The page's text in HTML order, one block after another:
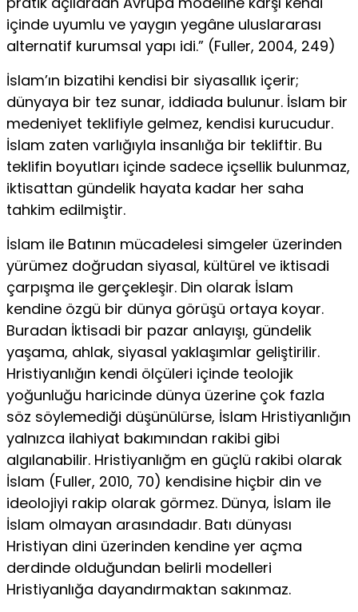
içinde uyumlu ve yaygın yegâne uluslararası
alternatif kurum­sal yapı idi.” (Fuller, 2004, 249)
İslam’ın bizatihi kendisi bir siyasallık içerir;
dünyaya bir tez sunar, iddiada bulunur. İslam bir
medeniyet teklifiyle gelmez, kendisi kurucudur.
İslam zaten varlığıyla insanlığa bir tekliftir. Bu
teklifin boyutları içinde sadece içsellik bulunmaz,
iktisattan gündelik hayata kadar her saha
tahkim edilmiştir.
İslam ile Batının mücadelesi simgeler üzerinden
yürümez doğrudan siyasal, kültürel ve iktisadi
çarpışma ile gerçekleşir. Din olarak İslam
kendine özgü bir dünya görüşü ortaya koyar.
Buradan İktisadi bir pazar anlayışı, gündelik
yaşama, ahlak, si­yasal yaklaşımlar geliştirilir.
Hristiyanlığın kendi ölçüleri içinde teolojik
yoğunluğu haricinde dünya üzerine çok fazla
söz söyle­mediği düşünülürse, İslam Hristiyanlığın
yalnızca ilahiyat bakı­mından rakibi gibi
algılanabilir. Hristiyanlığm en güçlü rakibi olarak
İslam (Fuller, 2010, 70) kendisine hiçbir din ve
ideolo­jiyi rakip olarak görmez. Dünya, İslam ile
İslam olmayan ara­sındadır. Batı dünyası
Hristiyan dini üzerinden kendine yer açma
derdinde olduğundan belirli modelleri
Hristiyanlığa da­yandırmaktan sakınmaz.